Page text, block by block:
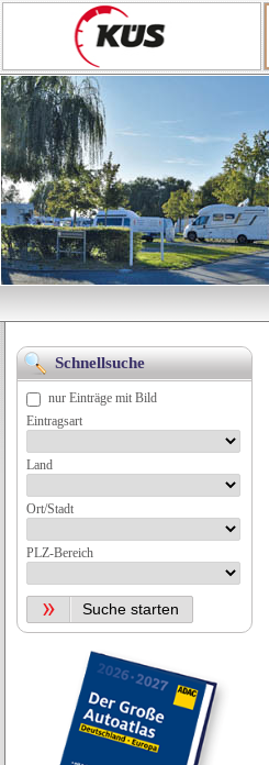
Schnellsuche
nur Einträge mit Bild
Eintragsart
Land
Ort/Stadt
PLZ-Bereich